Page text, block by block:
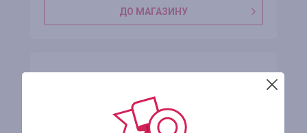
ДО МАГАЗИНУ